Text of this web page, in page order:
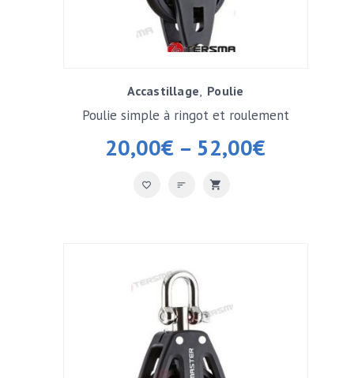
Accastillage Poulie
20,00€ – 52,00€
Poulie simple à ringot et roulement